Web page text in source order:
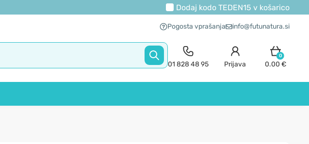
Dodaj kodo TEDEN15 v košarico
Pogosta vprašanja info@futunatura.si
01 828 48 95 Prijava
0
0.00 €